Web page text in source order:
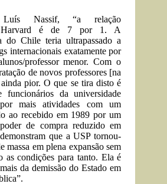
Luís Nassif, “a relação
Harvard é de 7 por 1. A
do Chile teria ultrapassado a
internacionais exatamente por
professor menor. Com o
de novos professores [na
pior. O que se tira disto é
funcionários da universidade
mais atividades com um
ao recebido em 1989 por um
de compra reduzido em
que a USP tornou-
massa em plena expansão sem
as condições para tanto. Ela é
da demissão do Estado em